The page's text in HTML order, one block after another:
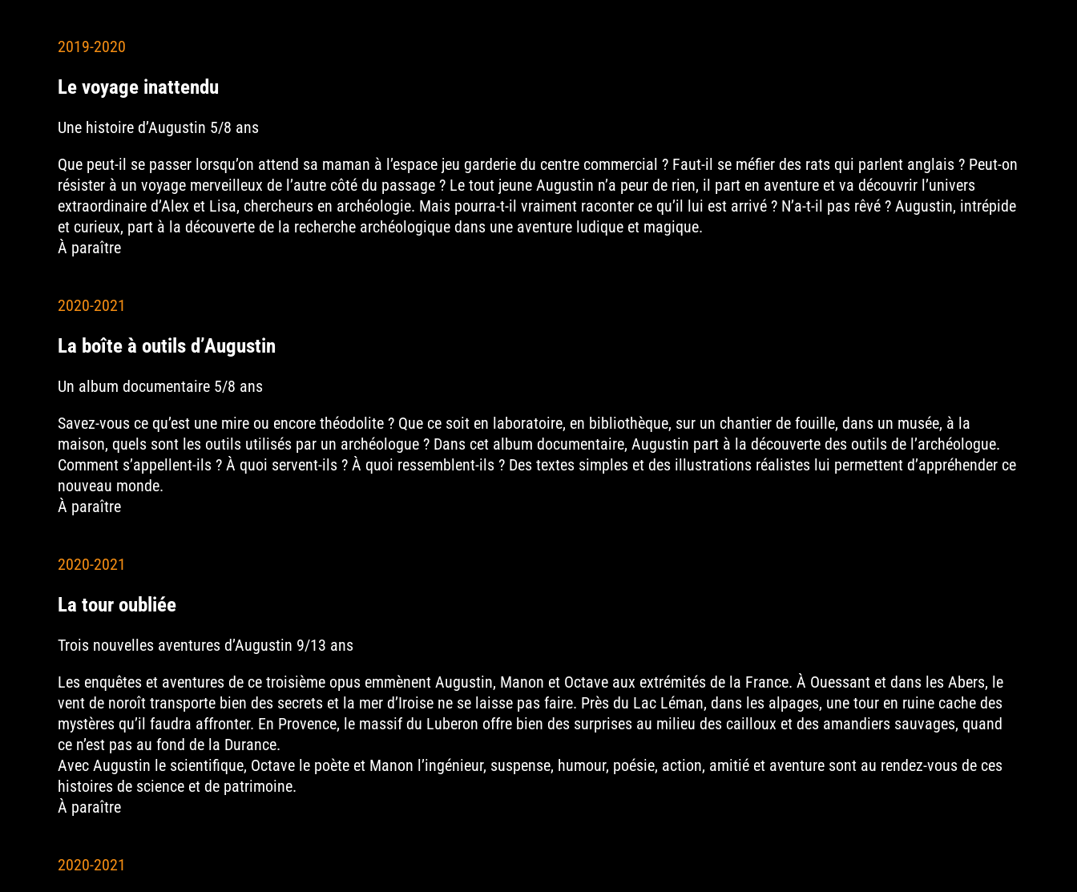
2019-2020
Le voyage inattendu
Une histoire d’Augustin 5/8 ans
Que peut-il se passer lorsqu’on attend sa maman à l’espace jeu garderie du centre commercial ? Faut-il se méfier des rats qui parlent anglais ? Peut-on
résister à un voyage merveilleux de l’autre côté du passage ? Le tout jeune Augustin n’a peur de rien, il part en aventure et va découvrir l’univers
extraordinaire d’Alex et Lisa, chercheurs en archéologie. Mais pourra-t-il vraiment raconter ce qu’il lui est arrivé ? N’a-t-il pas rêvé ? Augustin, intrépide
et curieux, part à la découverte de la recherche archéologique dans une aventure ludique et magique.
À paraître
2020-2021
La boîte à outils d’Augustin
Un album documentaire 5/8 ans
Savez-vous ce qu’est une mire ou encore théodolite ? Que ce soit en laboratoire, en bibliothèque, sur un chantier de fouille, dans un musée, à la
maison, quels sont les outils utilisés par un archéologue ? Dans cet album documentaire, Augustin part à la découverte des outils de l’archéologue.
Comment s’appellent-ils ? À quoi servent-ils ? À quoi ressemblent-ils ? Des textes simples et des illustrations réalistes lui permettent d’appréhender ce
nouveau monde.
À paraître
2020-2021
La tour oubliée
Trois nouvelles aventures d’Augustin 9/13 ans
Les enquêtes et aventures de ce troisième opus emmènent Augustin, Manon et Octave aux extrémités de la France. À Ouessant et dans les Abers, le
vent de noroît transporte bien des secrets et la mer d’Iroise ne se laisse pas faire. Près du Lac Léman, dans les alpages, une tour en ruine cache des
mystères qu’il faudra affronter. En Provence, le massif du Luberon offre bien des surprises au milieu des cailloux et des amandiers sauvages, quand
ce n’est pas au fond de la Durance.
Avec Augustin le scientifique, Octave le poète et Manon l’ingénieur, suspense, humour, poésie, action, amitié et aventure sont au rendez-vous de ces
histoires de science et de patrimoine.
À paraître
2020-2021